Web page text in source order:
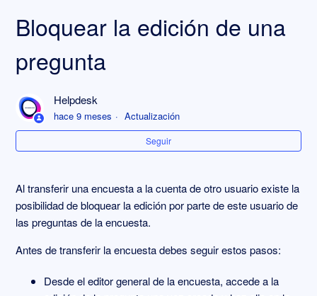
Configurar valores de respuesta por defecto
Volcado de campos de una lista de contactos
Añadir icono de ayuda en un enunciado de pregunta
Bloquear la edición de una pregunta
Mostrar preguntas aleatorias en una página
Volcado de respuestas anteriores
Validación de respuestas
Bloquear la edición de una
pregunta
Helpdesk
hace 9 meses Actualización
Seguir
Al transferir una encuesta a la cuenta de otro usuario existe la
posibilidad de bloquear la edición por parte de este usuario de
las preguntas de la encuesta.
Antes de transferir la encuesta debes seguir estos pasos:
Desde el editor general de la encuesta, accede a la